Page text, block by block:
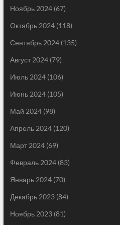
Ноябрь 2024(67)
Октябрь 2024(118)
Сентябрь 2024(135)
Август 2024(79)
Июль 2024(106)
Июнь 2024(105)
Май 2024(98)
Апрель 2024(120)
Март 2024(69)
Февраль 2024(83)
Январь 2024(70)
Декабрь 2023(84)
Ноябрь 2023(81)